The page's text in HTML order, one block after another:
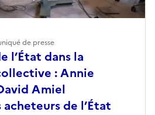
l’État dans la
: Annie
Amiel
de l’État
de presse